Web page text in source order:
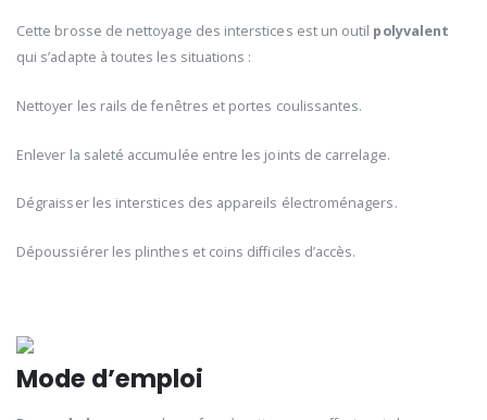
Cette brosse de nettoyage des interstices est un outil polyvalent
qui s’adapte à toutes les situations :
Nettoyer les rails de fenêtres et portes coulissantes.
Enlever la saleté accumulée entre les joints de carrelage.
Dégraisser les interstices des appareils électroménagers.
Dépoussiérer les plinthes et coins difficiles d’accès.
Mode d’emploi